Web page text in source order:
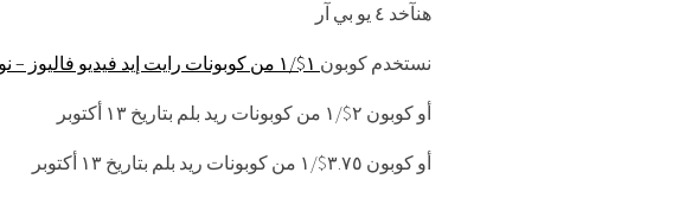
هنآخد ٤ يو بي آر
نستخدم كوبون
أو كوبون ٢$/١ من كوبونات ريد بلم بتاريخ ١٣ أكتوبر
أو كوبون ٣.٧٥$/١ من كوبونات ريد بلم بتاريخ ١٣ أكتوبر